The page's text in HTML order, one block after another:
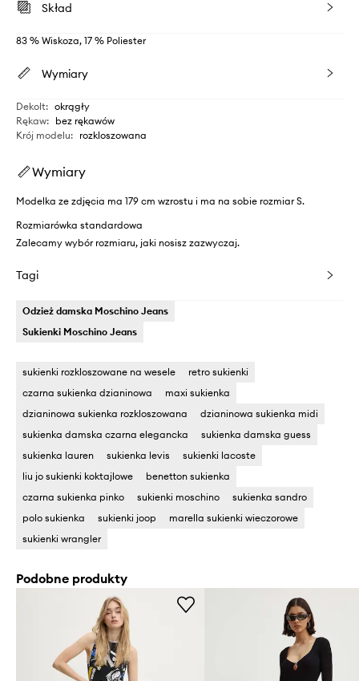
Skład
83 % Wiskoza, 17 % Poliester
Wymiary
Dekolt: okrągły
Rękaw: bez rękawów
Krój modelu: rozkloszowana
Wymiary
Modelka ze zdjęcia ma 179 cm wzrostu i ma na sobie rozmiar S.
Rozmiarówka standardowa
Zalecamy wybór rozmiaru, jaki nosisz zazwyczaj.
Tagi
Odzież damska Moschino Jeans
Sukienki Moschino Jeans
sukienki rozkloszowane na wesele
retro sukienki
czarna sukienka dzianinowa
maxi sukienka
dzianinowa sukienka rozkloszowana
dzianinowa sukienka midi
sukienka damska czarna elegancka
sukienka damska guess
sukienka lauren
sukienka levis
sukienki lacoste
liu jo sukienki koktajlowe
benetton sukienka
czarna sukienka pinko
sukienki moschino
sukienka sandro
polo sukienka
sukienki joop
marella sukienki wieczorowe
sukienki wrangler
Podobne produkty